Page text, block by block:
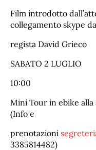
Film introdotto
collegamento skype
regista David Grieco
SABATO 2 LUGLIO
10:00
Mini Tour in ebike
(Info e
prenotazioni
3385814482)